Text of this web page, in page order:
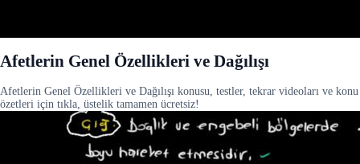
Afetlerin Genel Özellikleri ve Dağılışı
Afetlerin Genel Özellikleri ve Dağılışı konusu, testler, tekrar videoları ve konu
özetleri için tıkla, üstelik tamamen ücretsiz!